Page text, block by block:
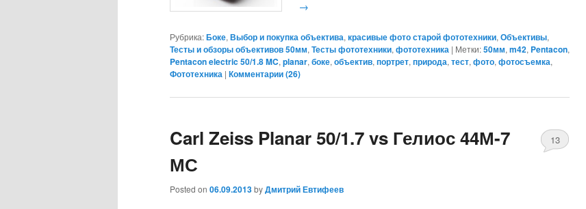
→
Рубрика:Боке,Выбор и покупка объектива,красивые фото старой фототехники,Объективы,
Тесты и обзоры объективов 50мм,Тесты фототехники,фототехника | Метки:50мм,m42, Pentacon,
Pentacon electric 50/1.8 MC,planar,боке,объектив,портрет,природа,тест,фото,фотосъемка,
Фототехника | Комментарии (26)
Carl Zeiss Planar 50/1.7 vs Гелиос 44М-7
МС
Posted on 06.09.2013byДмитрий Евтифеев
13